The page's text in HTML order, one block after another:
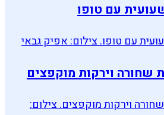
עם טופו
שחורה וירקות מוקפצים